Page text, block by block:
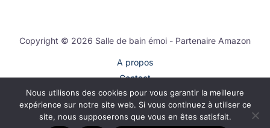
Copyright © 2026 Salle de bain émoi - Partenaire Amazon
A propos
Contact
Plan du site
Mentions légales
Politique de confidentialité
Nous utilisons des cookies pour vous garantir la meilleure
expérience sur notre site web. Si vous continuez à utiliser ce
site, nous supposerons que vous en êtes satisfait.